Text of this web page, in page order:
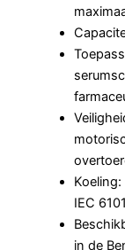
IEC
in de